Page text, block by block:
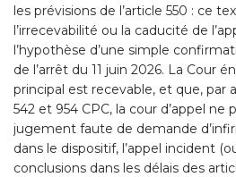
les prévisions de l’article 550 : ce
l’irrecevabilité ou la caducité de
l’hypothèse d’une simple
de l’arrêt du 11 juin 2026. La Cour
principal est recevable, et que, par
542 et 954 CPC, la cour d’appel
jugement faute de demande
dans le dispositif, l’appel incident
conclusions dans les délais des